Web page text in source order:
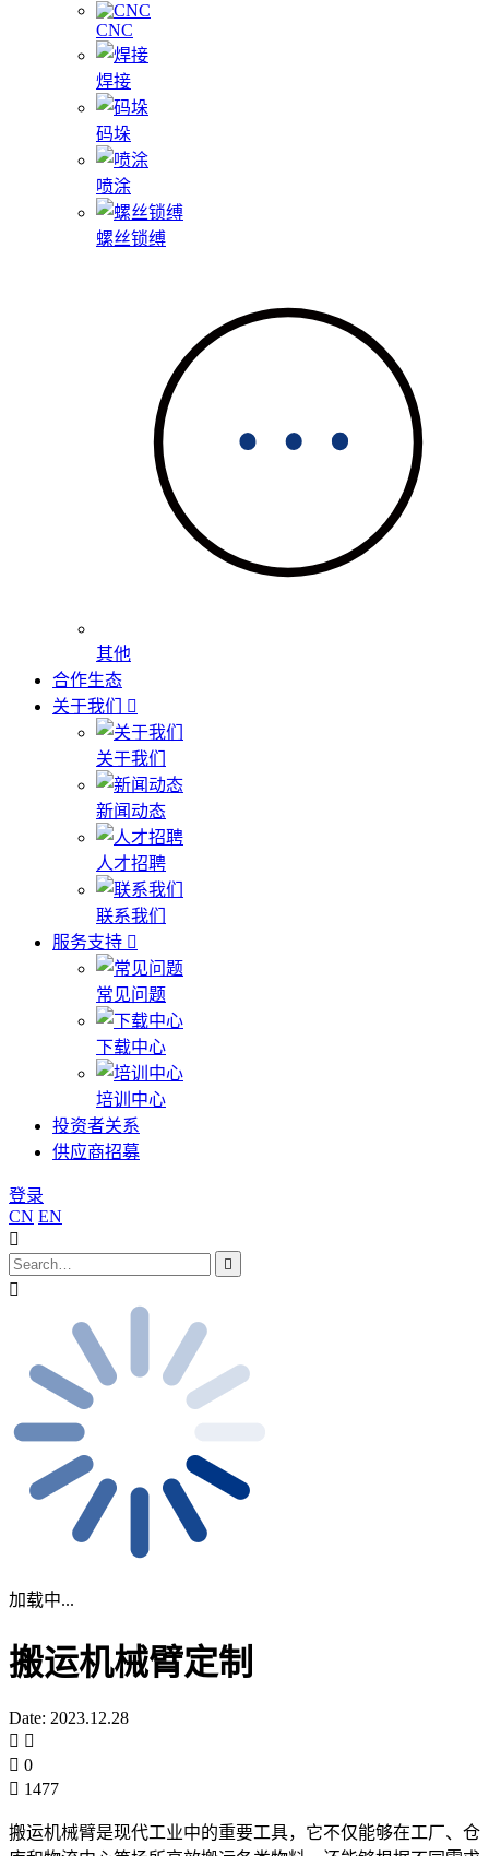
CNC
焊接
码垛
喷涂
螺丝锁缚
其他
合作生态
关于我们
关于我们
新闻动态
人才招聘
联系我们
服务支持
常见问题
下载中心
培训中心
投资者关系
供应商招募
登录
CN EN
加载中...
搬运机械臂定制
Date: 2023.12.28
0
1477
搬运机械臂是现代工业中的重要工具，它不仅能够在工厂、仓